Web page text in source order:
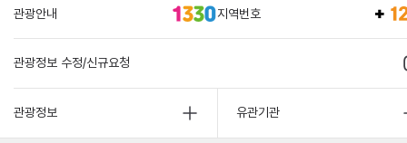
관광안내 지역번호
관광정보 수정/신규요청
관광정보 유관기관